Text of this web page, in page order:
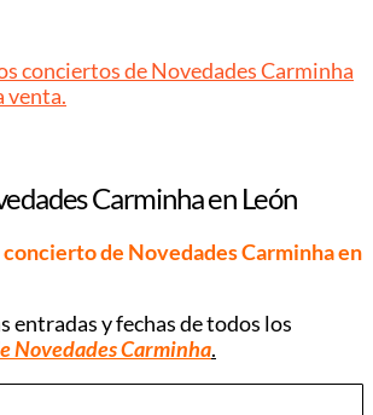
conciertos de Novedades Carminha
venta.
Carminha en León
concierto de Novedades Carminha en
entradas y fechas de todos los
Novedades Carminha.